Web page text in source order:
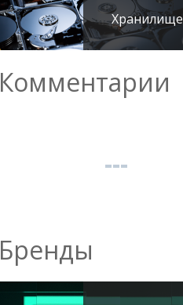
Хранилище
Комментарии
Бренды